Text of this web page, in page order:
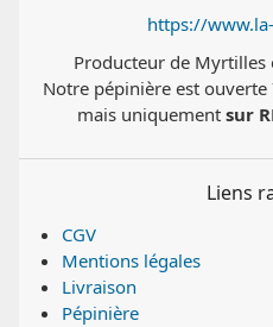
https://
Producteur de
Notre pépinière est ouverte
mais uniquement sur
Liens
CGV
Mentions légales
Livraison
Pépinière